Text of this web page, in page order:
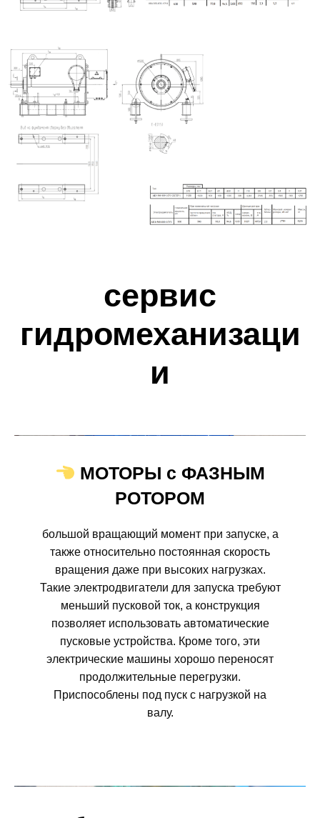
сервис
гидромеханизаци
и
МОТОРЫ с ФАЗНЫМ
РОТОРОМ
большой вращающий момент при запуске, а
также относительно постоянная скорость
вращения даже при высоких нагрузках.
Такие электродвигатели для запуска требуют
меньший пусковой ток, а конструкция
позволяет использовать автоматические
пусковые устройства. Кроме того, эти
электрические машины хорошо переносят
продолжительные перегрузки.
Приспособлены под пуск с нагрузкой на
валу.